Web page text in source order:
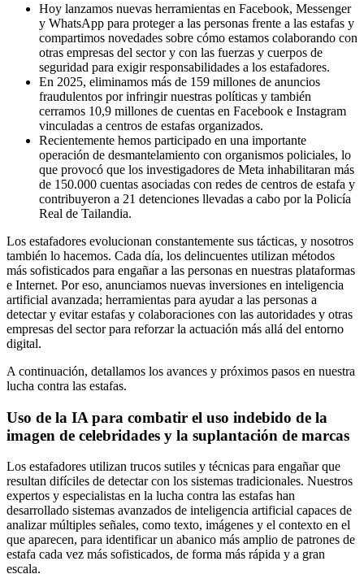
Hoy lanzamos nuevas herramientas en Facebook, Messenger
y WhatsApp para proteger a las personas frente a las estafas y
compartimos novedades sobre cómo estamos colaborando con
otras empresas del sector y con las fuerzas y cuerpos de
seguridad para exigir responsabilidades a los estafadores.
En 2025, eliminamos más de 159 millones de anuncios
fraudulentos por infringir nuestras políticas y también
cerramos 10,9 millones de cuentas en Facebook e Instagram
vinculadas a centros de estafas organizados.
Recientemente hemos participado en una importante
operación de desmantelamiento con organismos policiales, lo
que provocó que los investigadores de Meta inhabilitaran más
de 150.000 cuentas asociadas con redes de centros de estafa y
contribuyeron a 21 detenciones llevadas a cabo por la Policía
Real de Tailandia.
Los estafadores evolucionan constantemente sus tácticas, y nosotros
también lo hacemos. Cada día, los delincuentes utilizan métodos
más sofisticados para engañar a las personas en nuestras plataformas
e Internet. Por eso, anunciamos nuevas inversiones en inteligencia
artificial avanzada; herramientas para ayudar a las personas a
detectar y evitar estafas y colaboraciones con las autoridades y otras
empresas del sector para reforzar la actuación más allá del entorno
digital.
A continuación, detallamos los avances y próximos pasos en nuestra
lucha contra las estafas.
Uso de la IA para combatir el uso indebido de la
imagen de celebridades y la suplantación de marcas
Los estafadores utilizan trucos sutiles y técnicas para engañar que
resultan difíciles de detectar con los sistemas tradicionales. Nuestros
expertos y especialistas en la lucha contra las estafas han
desarrollado sistemas avanzados de inteligencia artificial capaces de
analizar múltiples señales, como texto, imágenes y el contexto en el
que aparecen, para identificar un abanico más amplio de patrones de
estafa cada vez más sofisticados, de forma más rápida y a gran
escala.